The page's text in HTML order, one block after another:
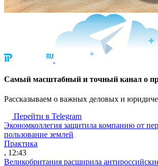
Cамый масштабный и точный канал о
Рассказываем о важных деловых и
Перейти в Telegram
Экономколлегия защитила компанию от
пользование землей
Практика
, 12:43
Великобритания расширила